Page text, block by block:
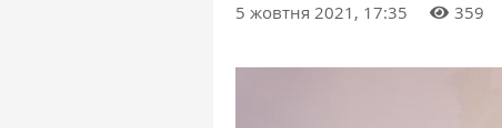
5 жовтня 2021, 17:35 359